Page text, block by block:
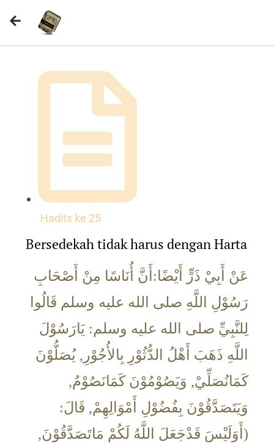
Hadits ke 25
Bersedekah tidak harus dengan Harta
عَنْ أَبِيْ ذَرٍّ أَيْضًا:أَنَّ أُنَاسًا مِنْ أَصْحَابِ
رَسُوْلِ اللَّهِ صلى الله عليه وسلم قَالُوا
لِلنَّبِيِّ صلى الله عليه وسلم: يَارَسُوْلَ
اللَّهِ ذَهَبَ أَهْلُ الدُّثُوْرِ بِالأُجُوْرِ, يُصَلُّوْنَ
كَمَانُصَلِّيْ, وَيَصُوْمُوْنَ كَمَانَصُوْمُ,
وَيَتَصَدَّقُوْنَ بِفُضُوْلِ أَمْوَالِهِمْ, قَالَ:
(أَوَلَيْسَ قَدْجَعَلَ اللَّهُ لَكُمْ مَاتَصَدَّقُوْنَ,